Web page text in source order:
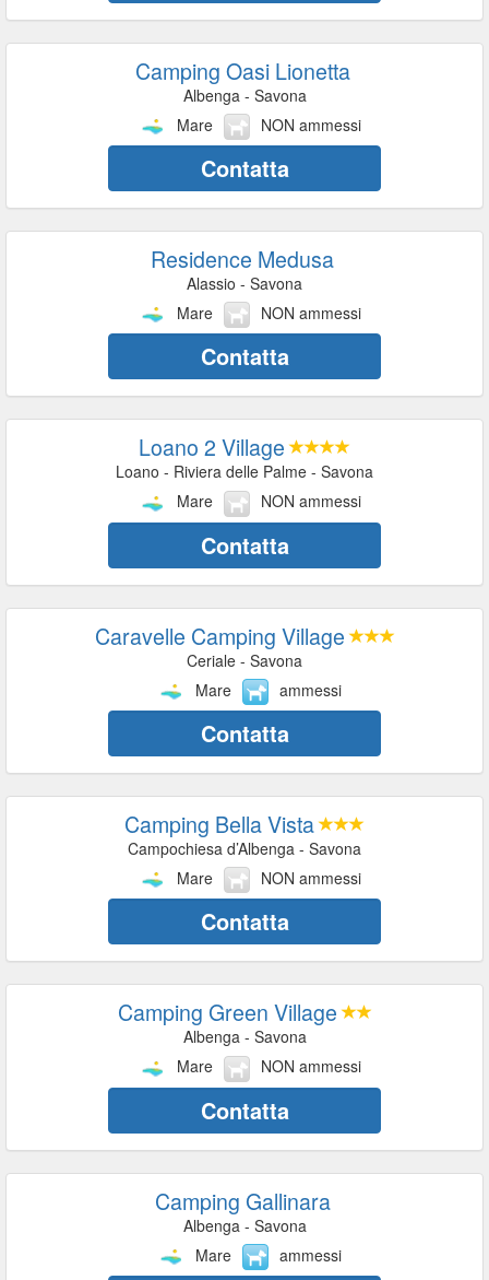
Camping Oasi Lionetta
Albenga - Savona
Mare
NON ammessi
Contatta
Residence Medusa
Alassio - Savona
Mare
NON ammessi
Contatta
Loano 2 Village
Loano - Riviera delle Palme - Savona
Mare
NON ammessi
Contatta
Caravelle Camping Village
Ceriale - Savona
Mare
ammessi
Contatta
Camping Bella Vista
Campochiesa d’Albenga - Savona
Mare
NON ammessi
Contatta
Camping Green Village
Albenga - Savona
Mare
NON ammessi
Contatta
Camping Gallinara
Albenga - Savona
Mare
ammessi